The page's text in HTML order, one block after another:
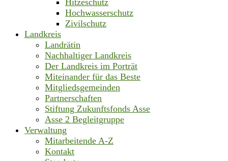
Hochwasserschutz
Zivilschutz
Landkreis
Landrätin
Nachhaltiger Landkreis
Der Landkreis im Porträt
Miteinander für das Beste
Mitgliedsgemeinden
Partnerschaften
Stiftung Zukunftsfonds Asse
Asse 2 Begleitgruppe
Verwaltung
Mitarbeitende A-Z
Kontakt